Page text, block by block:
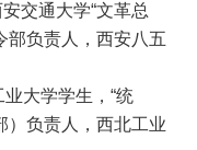
交通大学“文革总
部负责人，西安八五
大学学生，“统
）负责人，西北工业